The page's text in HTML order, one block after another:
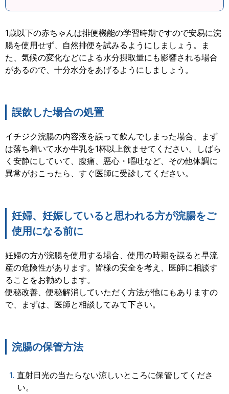
1歳以下の赤ちゃんは排便機能の学習時期ですので安易に浣
腸を使用せず、自然排便を試みるようにしましょう。ま
た、気候の変化などによる水分摂取量にも影響される場合
があるので、十分水分をあげるようにしましょう。
誤飲した場合の処置
イチジク浣腸の内容液を誤って飲んでしまった場合、まず
は落ち着いて水か牛乳を1杯以上飲ませてください。しばら
く安静にしていて、腹痛、悪心・嘔吐など、その他体調に
異常がおこったら、すぐ医師に受診してください。
妊婦、妊娠していると思われる方が浣腸をご
使用になる前に
妊婦の方が浣腸を使用する場合、使用の時期を誤ると早流
産の危険性があります。皆様の安全を考え、医師に相談す
ることをお勧めします。
便秘改善、便秘解消していただく方法が他にもありますの
で、まずは、医師と相談してみて下さい。
浣腸の保管方法
直射日光の当たらない涼しいところに保管してくださ
い。